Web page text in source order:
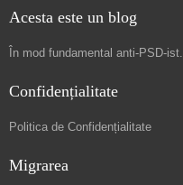
Acesta este un blog
În mod fundamental anti-PSD-ist.
Confidențialitate
Politica de Confidențialitate
Migrarea